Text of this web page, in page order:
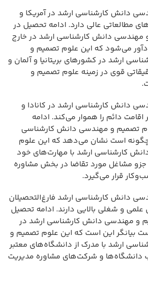
دانش کارشناسی ارشد در آمریکا و
مطالعاتی عالی دارد. ادامه تحصیل در
مهندسی دانش کارشناسی ارشد در خارج
می‌شود که این علوم تصمیم و
ارشد در کشورهای بریتانیا و آلمان و
قوی در زمینه علوم تصمیم و
دانش کارشناسی ارشد در کانادا و
اقامت دائم را هموار می‌کند. ادامه
تصمیم و مهندسی دانش کارشناسی
چگونه است نشان می‌دهد که این علوم
کارشناسی ارشد با مهارت‌های خود
مشاغل مورد تقاضا در بخش مشاوره
قرار می‌گیرد.
دانش کارشناسی ارشد فارغ‌التحصیلان
علمی و شغلی بالایی دارند. ادامه تحصیل
و مهندسی دانش کارشناسی ارشد در
بیانگر این است که این علوم تصمیم و
ارشد با مدرک از دانشگاه‌های معتبر
دانشگاه‌ها و شرکت‌های مشاوره مدیریت